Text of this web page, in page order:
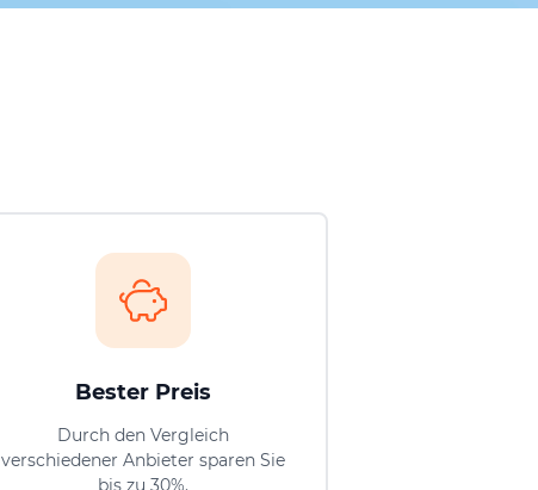
Bester Preis
Durch den Vergleich
verschiedener Anbieter sparen Sie
bis zu 30%.